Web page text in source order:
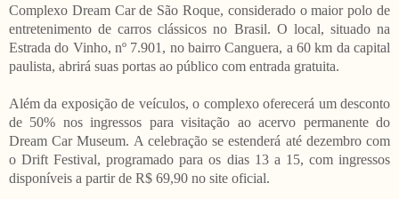
Complexo Dream Car de São Roque, considerado o maior polo de
entretenimento de carros clássicos no Brasil. O local, situado na
Estrada do Vinho, nº 7.901, no bairro Canguera, a 60 km da capital
paulista, abrirá suas portas ao público com entrada gratuita.
Além da exposição de veículos, o complexo oferecerá um desconto
de 50% nos ingressos para visitação ao acervo permanente do
Dream Car Museum. A celebração se estenderá até dezembro com
o Drift Festival, programado para os dias 13 a 15, com ingressos
disponíveis a partir de R$ 69,90 no site oficial.